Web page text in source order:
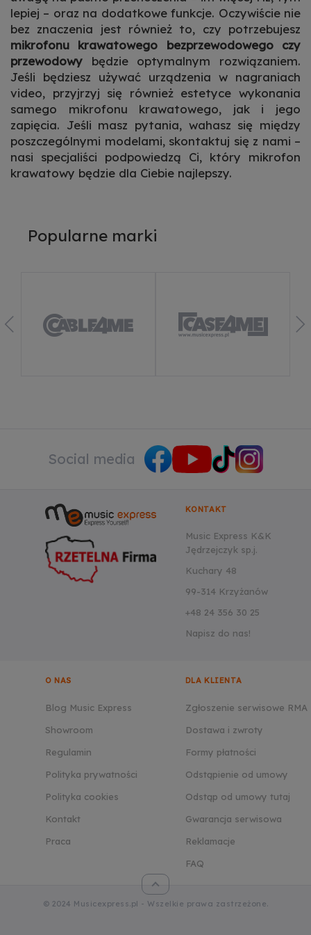
lepiej – oraz na dodatkowe funkcje. Oczywiście nie
bez znaczenia jest również to, czy potrzebujesz
mikrofonu krawatowego bezprzewodowego czy
przewodowy będzie optymalnym rozwiązaniem.
Jeśli będziesz używać urządzenia w nagraniach
video, przyjrzyj się również estetyce wykonania
samego mikrofonu krawatowego, jak i jego
zapięcia. Jeśli masz pytania, wahasz się między
poszczególnymi modelami, skontaktuj się z nami –
nasi specjaliści podpowiedzą Ci, który mikrofon
krawatowy będzie dla Ciebie najlepszy.
Popularne marki
Social media
KONTAKT
Music Express K&K
Jędrzejczyk sp.j.
Kuchary 48
99-314 Krzyżanów
+48 24 356 30 25
Napisz do nas!
O NAS
Blog Music Express
Showroom
Regulamin
Polityka prywatności
Polityka cookies
Kontakt
Praca
DLA KLIENTA
Zgłoszenie serwisowe RMA
Dostawa i zwroty
Formy płatności
Odstąpienie od umowy
Odstąp od umowy tutaj
Gwarancja serwisowa
Reklamacje
FAQ
© 2024 Musicexpress.pl - Wszelkie prawa zastrzeżone.